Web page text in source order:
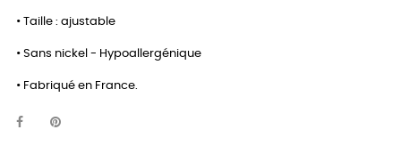
• Taille : ajustable
• Sans nickel - Hypoallergénique
• Fabriqué en France.